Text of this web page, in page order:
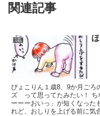
関連記事
1歳
ぴょこりん１歳8、9か月ごろ
ズ って思ってたみたい！ ち
ーーーおいっ」が短くなった
れど、おしりを上げる前に気